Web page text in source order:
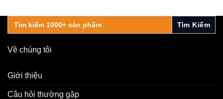
Search
for:
Về chúng tôi
Giới thiệu
Câu hỏi thường gặp